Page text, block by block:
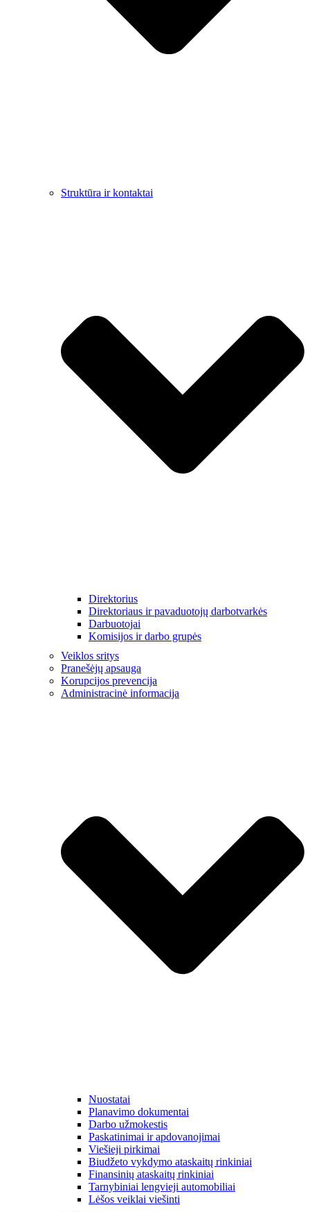
Struktūra ir kontaktai
Direktorius
Direktoriaus ir pavaduotojų darbotvarkės
Darbuotojai
Komisijos ir darbo grupės
Veiklos sritys
Pranešėjų apsauga
Korupcijos prevencija
Administracinė informacija
Nuostatai
Planavimo dokumentai
Darbo užmokestis
Paskatinimai ir apdovanojimai
Viešieji pirkimai
Biudžeto vykdymo ataskaitų rinkiniai
Finansinių ataskaitų rinkiniai
Tarnybiniai lengvieji automobiliai
Lėšos veiklai viešinti